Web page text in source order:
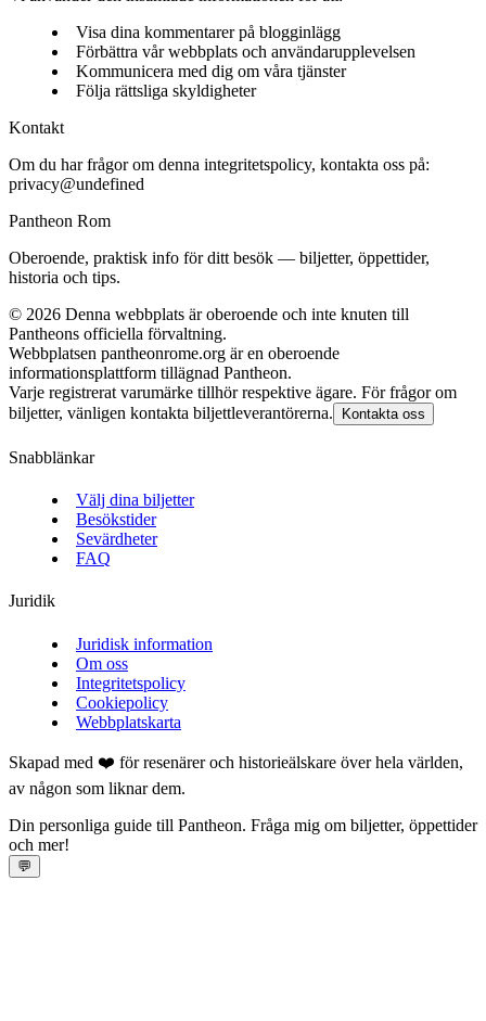
Visa dina kommentarer på blogginlägg
Förbättra vår webbplats och användarupplevelsen
Kommunicera med dig om våra tjänster
Följa rättsliga skyldigheter
Kontakt
Om du har frågor om denna integritetspolicy, kontakta oss på:
privacy@undefined
Pantheon Rom
Oberoende, praktisk info för ditt besök — biljetter, öppettider,
historia och tips.
© 2026 Denna webbplats är oberoende och inte knuten till
Pantheons officiella förvaltning.
Webbplatsen pantheonrome.org är en oberoende
informationsplattform tillägnad Pantheon.
Varje registrerat varumärke tillhör respektive ägare. För frågor om
biljetter, vänligen kontakta biljettleverantörerna.
Kontakta oss
Snabblänkar
Välj dina biljetter
Besökstider
Sevärdheter
FAQ
Juridik
Juridisk information
Om oss
Integritetspolicy
Cookiepolicy
Webbplatskarta
Skapad med ❤️ för resenärer och historieälskare över hela världen,
av någon som liknar dem.
Din personliga guide till Pantheon. Fråga mig om biljetter, öppettider
och mer!
💬